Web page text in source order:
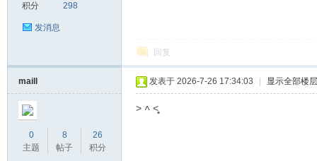
积分 298
发消息
回复
maill
0
主题
8
帖子
26
积分
发表于 2026-7-26 17:34:03 显示全部楼层
˃ ˄ ˂̥̥